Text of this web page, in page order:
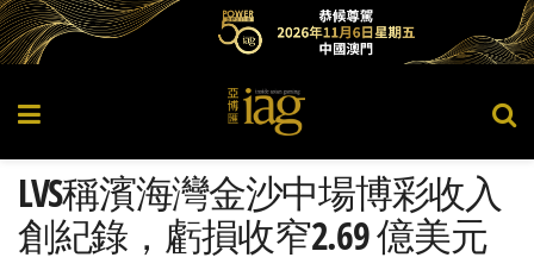
LVS稱濱海灣金沙中場博彩收入
創紀錄，虧損收窄2.69 億美元